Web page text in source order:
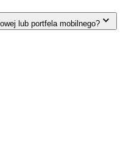
lub portfela mobilnego?